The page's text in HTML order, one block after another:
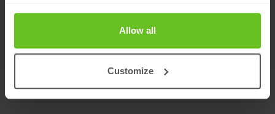
Allow all
Customize
maximise l'efficacité d'un personnel limité et
réduit les coûts d'exploitation.
30 fois plus rentable que les anciennes
plateformes de défense contre les
cyberattaques